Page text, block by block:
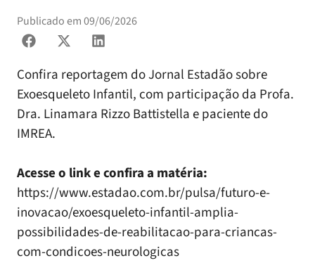
Publicado em09/06/2026
Confira reportagem do Jornal Estadão sobre
Exoesqueleto Infantil, com participação da Profa.
Dra. Linamara Rizzo Battistella e paciente do
IMREA.
Acesse o link e confira a matéria:
https://www.estadao.com.br/pulsa/futuro-e-
inovacao/exoesqueleto-infantil-amplia-
possibilidades-de-reabilitacao-para-criancas-
com-condicoes-neurologicas